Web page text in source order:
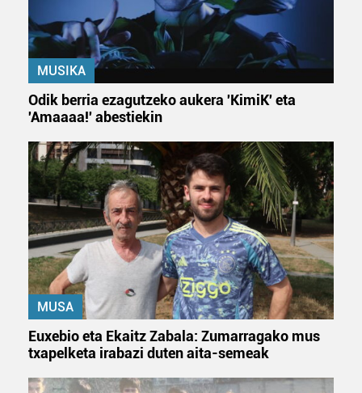
MUSIKA
Odik berria ezagutzeko aukera 'KimiK' eta
'Amaaaa!' abestiekin
MUSA
Euxebio eta Ekaitz Zabala: Zumarragako mus
txapelketa irabazi duten aita-semeak